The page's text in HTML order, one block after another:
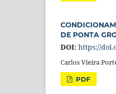
DE PONTA
DOI: https://
Carlos Vieira
PDF